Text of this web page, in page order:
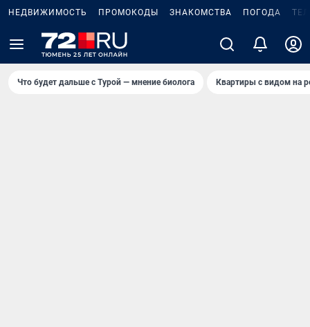
НЕДВИЖИМОСТЬ ПРОМОКОДЫ ЗНАКОМСТВА ПОГОДА
Что будет дальше с Турой — мнение биолога Квартиры с видом на